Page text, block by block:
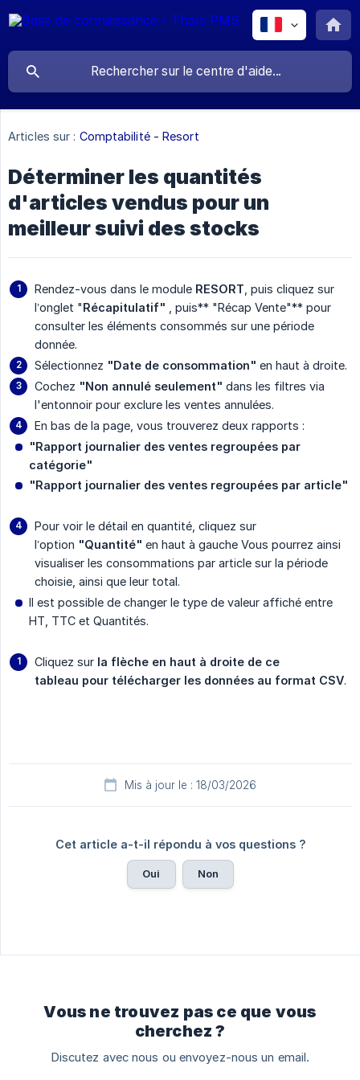
Articles sur : Comptabilité - Resort
Déterminer les quantités
d'articles vendus pour un
meilleur suivi des stocks
Rendez-vous dans le module RESORT , puis cliquez sur
l’onglet "Récapitulatif"
, puis** "Récap Vente"** pour
consulter les éléments consommés sur une période
donnée.
Sélectionnez "Date de consommation" en haut à droite.
Cochez "Non annulé seulement" dans les filtres via
l'entonnoir pour exclure les ventes annulées.
En bas de la page, vous trouverez deux rapports :
"Rapport journalier des ventes regroupées par
catégorie"
"Rapport journalier des ventes regroupées par article"
Pour voir le détail en quantité, cliquez sur
l’option "Quantité" en haut à gauche Vous pourrez ainsi
visualiser les consommations par article sur la période
choisie, ainsi que leur total.
Il est possible de changer le type de valeur affiché entre
HT, TTC et Quantités.
Cliquez sur la flèche en haut à droite de ce
tableau pour télécharger les données au format CSV.
Mis à jour le : 18/03/2026
Cet article a-t-il répondu à vos questions ?
Oui Non
Vous ne trouvez pas ce que vous
cherchez ?
Discutez avec nous ou envoyez-nous un email.